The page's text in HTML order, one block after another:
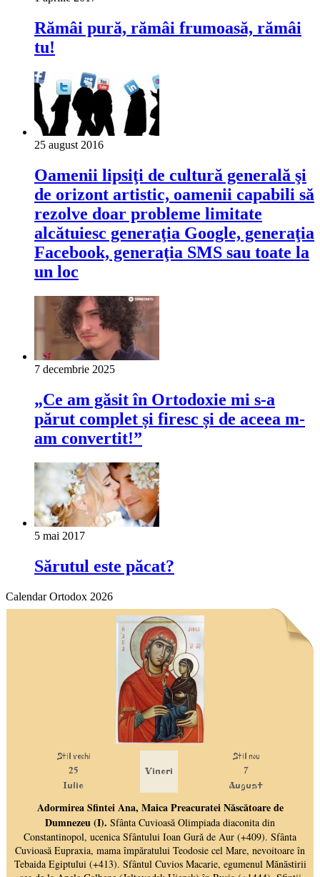
Rămâi pură, rămâi frumoasă, rămâi
tu!
25 august 2016
Oamenii lipsiţi de cultură generală şi
de orizont artistic, oamenii capabili să
rezolve doar probleme limitate
alcătuiesc generaţia Google, generaţia
Facebook, generaţia SMS sau toate la
un loc
7 decembrie 2025
„Ce am găsit în Ortodoxie mi s-a
părut complet și firesc și de aceea m-
am convertit!”
5 mai 2017
Sărutul este păcat?
Calendar Ortodox 2026